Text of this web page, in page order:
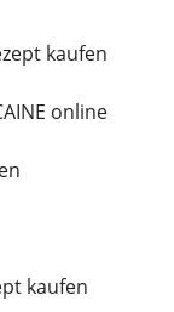
kaufen
online
kaufen